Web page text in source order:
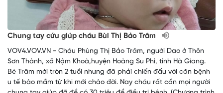
Chung tay cứu giúp cháu Bùi Thị Bảo Trâm
VOV4.VOV.VN - Cháu Phùng Thị Bảo Trâm, người Dao ở Thôn
Sơn Thành, xã Nậm Khoà,huyện Hoàng Su Phì, tỉnh Hà Giang.
Bé Trâm mới tròn 2 tuổi nhưng đã phải chiến đấu với căn bệnh
u tế bào mầm từ khi mới chào đời. Nay cháu rất cần mọi người